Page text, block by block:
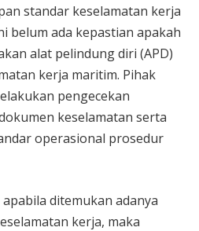
standar keselamatan kerja
belum ada kepastian apakah
alat pelindung diri (APD)
kerja maritim. Pihak
pengecekan
keselamatan serta
operasional prosedur
ditemukan adanya
kerja, maka